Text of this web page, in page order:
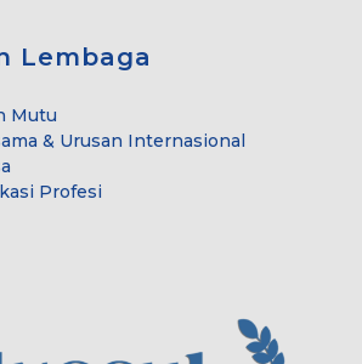
Lembaga
Mutu
& Urusan Internasional
Profesi